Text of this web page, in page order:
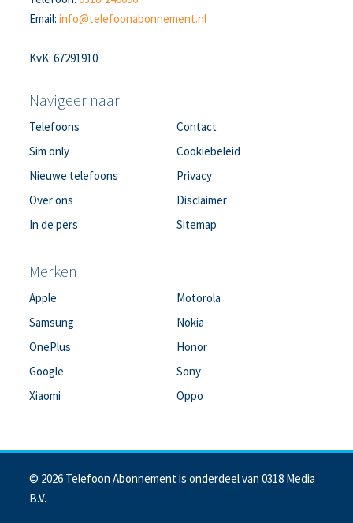
Email:info@telefoonabonnement.nl
KvK: 67291910
Navigeer naar
Telefoons
Sim only
Nieuwe telefoons
Over ons
In de pers
Contact
Cookiebeleid
Privacy
Disclaimer
Sitemap
Merken
Apple
Samsung
OnePlus
Google
Xiaomi
Motorola
Nokia
Honor
Sony
Oppo
© 2026 Telefoon Abonnement is onderdeel van 0318 Media
B.V.